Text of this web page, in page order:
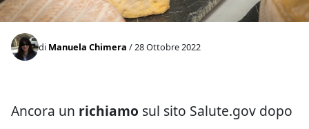
di Manuela Chimera / 28 Ottobre 2022
Ancora un richiamo sul sito Salute.gov dopo